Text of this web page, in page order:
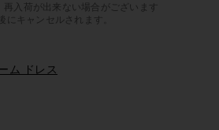
再入荷が出来ない場合がございます
にキャンセルされます。
ム ドレス